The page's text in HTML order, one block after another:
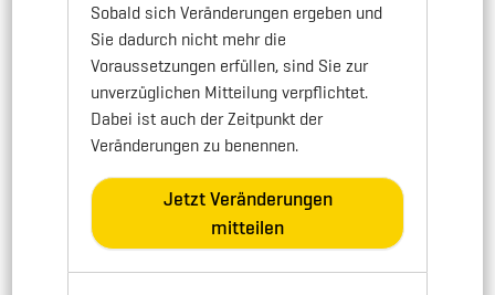
Sobald sich Veränderungen ergeben und
Sie dadurch nicht mehr die
Voraussetzungen erfüllen, sind Sie zur
unverzüglichen Mitteilung verpflichtet.
Dabei ist auch der Zeitpunkt der
Veränderungen zu benennen.
Jetzt Veränderungen
mitteilen